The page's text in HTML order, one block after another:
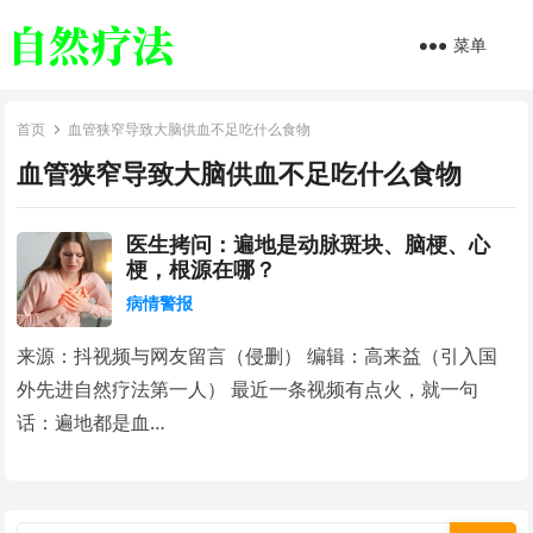
菜单
首页 血管狭窄导致大脑供血不足吃什么食物
血管狭窄导致大脑供血不足吃什么食物
医生拷问：遍地是动脉斑块、脑梗、心
梗，根源在哪？
病情警报
来源：抖视频与网友留言（侵删） 编辑：高来益（引入国
外先进自然疗法第一人） 最近一条视频有点火，就一句
话：遍地都是血…